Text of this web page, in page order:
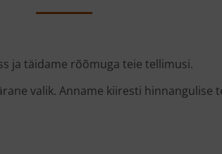
ja täidame rõõmuga teie tellimusi.
valik. Anname kiiresti hinnangulise